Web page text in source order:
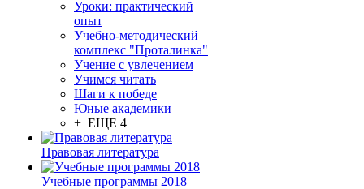
Уроки: практический
опыт
Учебно-методический
комплекс "Проталинка"
Учение с увлечением
Учимся читать
Шаги к победе
Юные академики
+ ЕЩЕ 4
Правовая литература
Учебные программы 2018